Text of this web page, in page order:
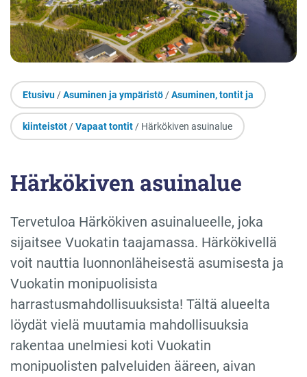
Etusivu /Asuminen ja ympäristö /Asuminen, tontit ja
kiinteistöt /Vapaat tontit / Härkökiven asuinalue
Härkökiven asuinalue
Tervetuloa Härkökiven asuinalueelle, joka
sijaitsee Vuokatin taajamassa. Härkökivellä
voit nauttia luonnonläheisestä asumisesta ja
Vuokatin monipuolisista
harrastusmahdollisuuksista! Tältä alueelta
löydät vielä muutamia mahdollisuuksia
rakentaa unelmiesi koti Vuokatin
monipuolisten palveluiden ääreen, aivan